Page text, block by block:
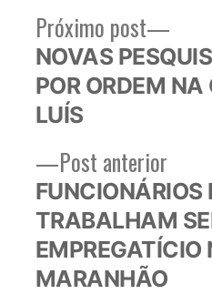
Navegação
de
Post
Post anteriorPost
FUNCIONÁRIOS
TRABALHAM
EMPREGATÍCIO
MARANHÃO
Próximo post
post:
NOVAS
POR ORDEM
LUÍS